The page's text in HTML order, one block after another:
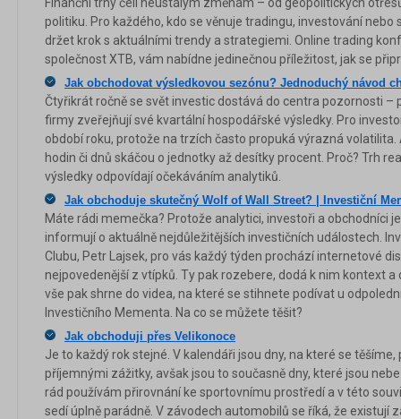
politiku. Pro každého, kdo se věnuje tradingu, investování nebo
držet krok s aktuálními trendy a strategiemi. Online trading
společnost XTB, vám nabídne jedinečnou příležitost, jak se
Jak obchodovat výsledkovou sezónu? Jednoduchý návod
Čtyřikrát ročně se svět investic dostává do centra pozornosti –
firmy zveřejňují své kvartální hospodářské výsledky. Pro
období roku, protože na trzích často propuká výrazná
hodin či dnů skáčou o jednotky až desítky procent. Proč? Trh
výsledky odpovídají očekáváním analytiků.
Jak obchoduje skutečný Wolf of Wall Street? | Investiční
Máte rádi memečka? Protože analytici, investoři a obchodníci
informují o aktuálně nejdůležitějších investičních událostech.
Clubu, Petr Lajsek, pro vás každý týden prochází internetové
nejpovedenější z vtípků. Ty pak rozebere, dodá k nim kontext
vše pak shrne do videa, na které se stihnete podívat u
Investičního Mementa. Na co se můžete těšit?
Jak obchoduji přes Velikonoce
Je to každý rok stejné. V kalendáři jsou dny, na které se
příjemnými zážitky, avšak jsou to současně dny, které jsou
rád používám přirovnání ke sportovnímu prostředí a v této
sedí úplně parádně. V závodech automobilů se říká, že existují